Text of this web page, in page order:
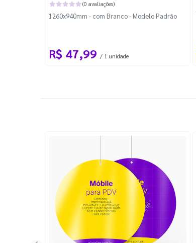
(0 avaliações)
1260x940mm - com Branco - Modelo Padrão
R$ 47,99 / 1 unidade